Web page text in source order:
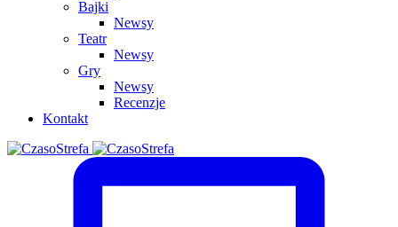
Bajki
Newsy
Teatr
Newsy
Gry
Newsy
Recenzje
Kontakt